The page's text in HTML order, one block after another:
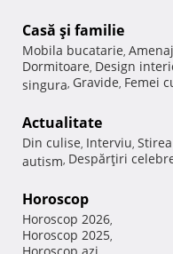
Casă şi familie
Mobila bucatarie,
Dormitoare, Design
singura, Gravide, Femei
Actualitate
Din culise, Interviu,
autism, Despărţiri
Horoscop
Horoscop 2026,
Horoscop 2025,